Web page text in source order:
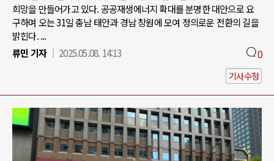
희망을 만들어가고 있다. 공공재생에너지 확대를 분명한 대안으로 요
구하며 오는 31일 충남 태안과 경남 창원에 모여 정의로운 전환의 길을
밝힌다. ...
류민 기자
2025.05.08. 14:13 0
기사수정